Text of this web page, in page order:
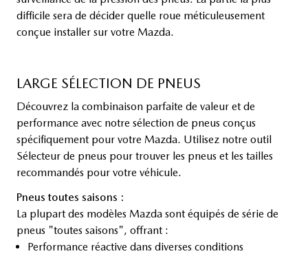
difficile sera de décider quelle roue méticuleusement
conçue installer sur votre Mazda.
LARGE SÉLECTION DE PNEUS
Découvrez la combinaison parfaite de valeur et de
performance avec notre sélection de pneus conçus
spécifiquement pour votre Mazda. Utilisez notre outil
Sélecteur de pneus pour trouver les pneus et les tailles
recommandés pour votre véhicule.
Pneus toutes saisons :
La plupart des modèles Mazda sont équipés de série de
pneus "toutes saisons", offrant :
Performance réactive dans diverses conditions